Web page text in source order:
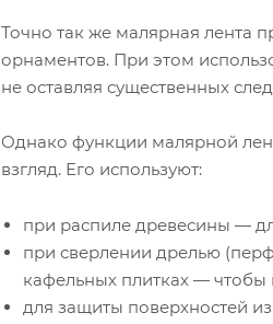
Точно так же малярная лента
орнаментов. При этом
не оставляя существенных
Однако функции малярной
взгляд. Его используют:
при распиле древесины —
при сверлении дрелью
кафельных плитках — чтобы
для защиты поверхностей